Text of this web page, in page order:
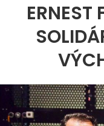
ERNEST